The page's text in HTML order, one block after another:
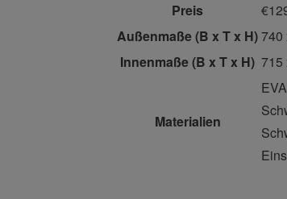
Preis
Außenmaße(B x T x H)740
Innenmaße(B x T x H) 715
Materialien